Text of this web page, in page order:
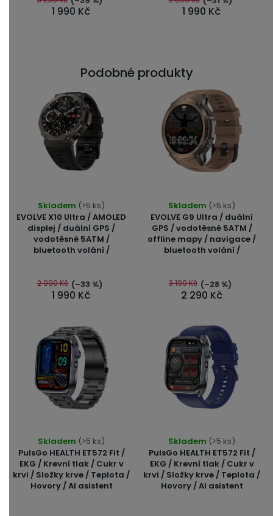
hvězdiček.
1 990 Kč
hvězdiček.
1 990 Kč
Podobné produkty
EVOLVE X10 Ultra / AMOLED
displej / duální GPS /
vodotěsné 5ATM /
bluetooth volání /
hodnocení
produktu
je
4,8
5
hvězdiček.
Skladem (>5 ks)
1 990 Kč
2 990 Kč (–33 %)
EVOLVE G9 Ultra / duální
GPS / vodotěsné 5ATM /
offline mapy / navigace /
bluetooth volání /
hodnocení
produktu
je
5,0
5
hvězdiček.
Skladem (>5 ks)
2 290 Kč
3 190 Kč (–28 %)
PulsGo HEALTH ET572 Fit /
EKG / Krevní tlak / Cukr v
krvi / Složky krve / Teplota /
Hovory / AI asistent
hodnocení
produktu
je
5,0
Skladem (>5 ks)
PulsGo HEALTH ET572 Fit /
EKG / Krevní tlak / Cukr v
krvi / Složky krve / Teplota /
Hovory / AI asistent
Skladem (>5 ks)